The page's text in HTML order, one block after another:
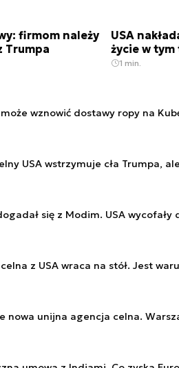
firmom należy
Trumpa
USA
życie w
1 min.
wznowić dostawy ropy na
USA wstrzymuje cła Trumpa,
się z Modim. USA wycofały
z USA wraca na stół. Jest
nowa unijna agencja celna.